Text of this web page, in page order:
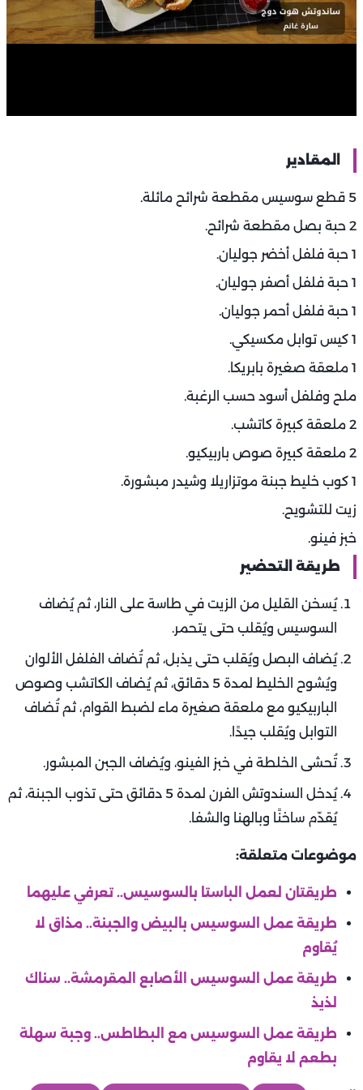
المقادير
5 قطع سوسيس مقطعة شرائح مائلة.
2 حبة بصل مقطعة شرائح.
1 حبة فلفل أخضر جوليان.
1 حبة فلفل أصفر جوليان.
1 حبة فلفل أحمر جوليان.
1 كيس توابل مكسيكي.
1 ملعقة صغيرة بابريكا.
ملح وفلفل أسود حسب الرغبة.
2 ملعقة كبيرة كاتشب.
2 ملعقة كبيرة صوص باربيكيو.
1 كوب خليط جبنة موتزاريلا وشيدر مبشورة.
زيت للتشويح.
خبز فينو.
طريقة التحضير
يُسخن القليل من الزيت في طاسة على النار، ثم يُضاف
السوسيس ويُقلب حتى يتحمر.
يُضاف البصل ويُقلب حتى يذبل، ثم تُضاف الفلفل الألوان
ويُشوح الخليط لمدة 5 دقائق، ثم يُضاف الكاتشب وصوص
الباربيكيو مع ملعقة صغيرة ماء لضبط القوام، ثم تُضاف
التوابل ويُقلب جيدًا.
تُحشى الخلطة في خبز الفينو، ويُضاف الجبن المبشور.
يُدخل السندوتش الفرن لمدة 5 دقائق حتى تذوب الجبنة، ثم
يُقدّم ساخنًا وبالهنا والشفا.
موضوعات متعلقة:
طريقتان لعمل الباستا بالسوسيس.. تعرفي عليهما
طريقة عمل السوسيس بالبيض والجبنة.. مذاق لا
يُقاوم
طريقة عمل السوسيس الأصابع المقرمشة.. سناك
لذيذ
طريقة عمل السوسيس مع البطاطس.. وجبة سهلة
بطعم لا يقاوم